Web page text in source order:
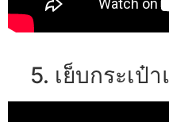
5. เย็บกระเป๋